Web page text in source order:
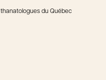
du Québec